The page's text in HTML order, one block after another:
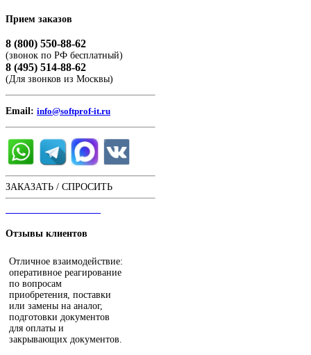
Прием заказов
8 (800) 550-88-62
(звонок по РФ бесплатный)
8 (495) 514-88-62
(Для звонков из Москвы)
Email: info@softprof-it.ru
ЗАКАЗАТЬ / СПРОСИТЬ
Отзывы клиентов
Отличное взаимодействие:
оперативное реагирование
по вопросам
приобретения, поставки
или замены на аналог,
подготовки документов
для оплаты и
закрывающих документов.